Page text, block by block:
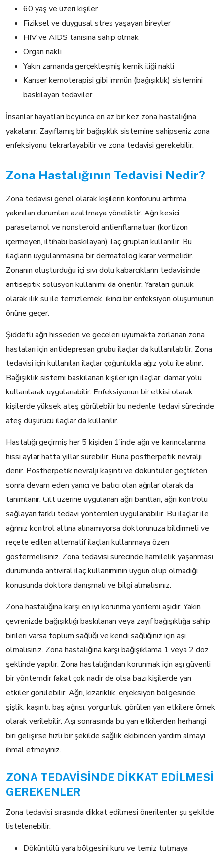
60 yaş ve üzeri kişiler
Fiziksel ve duygusal stres yaşayan bireyler
HIV ve AIDS tanısına sahip olmak
Organ nakli
Yakın zamanda gerçekleşmiş kemik iliği nakli
Kanser kemoterapisi gibi immün (bağışıklık) sistemini
baskılayan tedaviler
İnsanlar hayatları boyunca en az bir kez zona hastalığına
yakalanır. Zayıflamış bir bağışıklık sistemine sahipseniz zona
enfeksiyonu tekrarlayabilir ve zona tedavisi gerekebilir.
Zona Hastalığının Tedavisi Nedir?
Zona tedavisi genel olarak kişilerin konforunu artırma,
yakınılan durumları azaltmaya yöneliktir. Ağrı kesici
parasetamol ve nonsteroid antienflamatuar (kortizon
içermeyen, iltihabı baskılayan) ilaç grupları kullanılır. Bu
ilaçların uygulanmasına bir dermatolog karar vermelidir.
Zonanın oluşturduğu içi sıvı dolu kabarcıkların tedavisinde
antiseptik solüsyon kullanımı da önerilir. Yaraları günlük
olarak ılık su ile temizlemek, ikinci bir enfeksiyon oluşumunun
önüne geçer.
Şiddetli ağrı hisseden ve geceleri uyumakta zorlanan zona
hastaları için antidepresan grubu ilaçlar da kullanılabilir. Zona
tedavisi için kullanılan ilaçlar çoğunlukla ağız yolu ile alınır.
Bağışıklık sistemi baskılanan kişiler için ilaçlar, damar yolu
kullanılarak uygulanabilir. Enfeksiyonun bir etkisi olarak
kişilerde yüksek ateş görülebilir bu nedenle tedavi sürecinde
ateş düşürücü ilaçlar da kullanılır.
Hastalığı geçirmiş her 5 kişiden 1’inde ağrı ve karıncalanma
hissi aylar hatta yıllar sürebilir. Buna postherpetik nevralji
denir. Postherpetik nevralji kaşıntı ve döküntüler geçtikten
sonra devam eden yanıcı ve batıcı olan ağrılar olarak da
tanımlanır. Cilt üzerine uygulanan ağrı bantları, ağrı kontrolü
sağlayan farklı tedavi yöntemleri uygulanabilir. Bu ilaçlar ile
ağrınız kontrol altına alınamıyorsa doktorunuza bildirmeli ve
reçete edilen alternatif ilaçları kullanmaya özen
göstermelisiniz. Zona tedavisi sürecinde hamilelik yaşanması
durumunda antiviral ilaç kullanımının uygun olup olmadığı
konusunda doktora danışmalı ve bilgi almalısınız.
Zona hastalığına karşı en iyi korunma yöntemi aşıdır. Yakın
çevrenizde bağışıklığı baskılanan veya zayıf bağışıklığa sahip
birileri varsa toplum sağlığı ve kendi sağlığınız için aşı
olmalısınız. Zona hastalığına karşı bağışıklama 1 veya 2 doz
şeklinde yapılır. Zona hastalığından korunmak için aşı güvenli
bir yöntemdir fakat çok nadir de olsa bazı kişilerde yan
etkiler görülebilir. Ağrı, kızarıklık, enjeksiyon bölgesinde
şişlik, kaşıntı, baş ağrısı, yorgunluk, görülen yan etkilere örnek
olarak verilebilir. Aşı sonrasında bu yan etkilerden herhangi
biri gelişirse hızlı bir şekilde sağlık ekibinden yardım almayı
ihmal etmeyiniz.
ZONA TEDAVİSİNDE DİKKAT EDİLMESİ
GEREKENLER
Zona tedavisi sırasında dikkat edilmesi önerilenler şu şekilde
listelenebilir:
Döküntülü yara bölgesini kuru ve temiz tutmaya